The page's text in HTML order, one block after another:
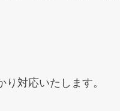
り 対応いたします。